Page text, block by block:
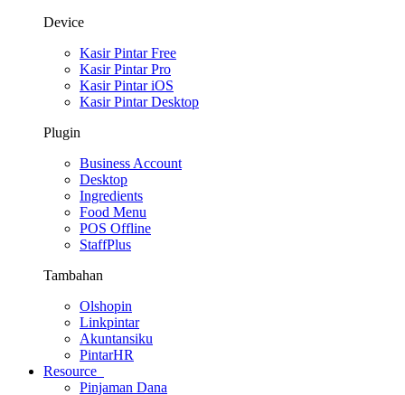
Device
Kasir Pintar Free
Kasir Pintar Pro
Kasir Pintar iOS
Kasir Pintar Desktop
Plugin
Business Account
Desktop
Ingredients
Food Menu
POS Offline
StaffPlus
Tambahan
Olshopin
Linkpintar
Akuntansiku
PintarHR
Resource
Pinjaman Dana